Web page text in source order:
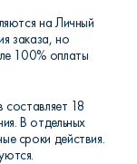
на Личный
заказа, но
100% оплаты
18
В отдельных
сроки действия.